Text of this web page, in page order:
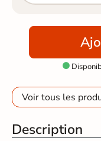

Voir tous les
Description